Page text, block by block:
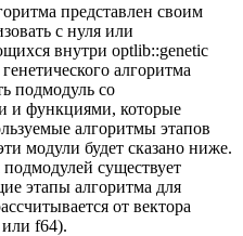
представлен своим
с нуля или
внутри optlib::genetic
алгоритма
подмодуль со
и функциями, которые
алгоритмы этапов
модули будет сказано ниже.
существует
этапы алгоритма для
от вектора
f64).